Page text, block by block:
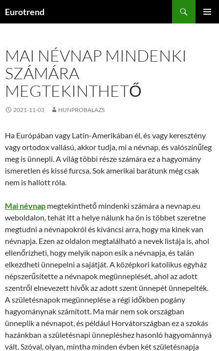
Eurotrend
MAI NÉVNAP MINDENKI
SZÁMÁRA
MEGTEKINTHETŐ
2021-11-03 HUNPROBALAZS
Ha Európában vagy Latin-Amerikában él, és vagy keresztény
vagy ortodox vallású, akkor tudja, mi a névnap, és valószínűleg
meg is ünnepli. A világ többi része számára ez a hagyomány
ismeretlen és kissé furcsa. Sok amerikai barátunk még csak
nem is hallott róla.
Mai névnap megtekinthető mindenki számára a nevnap.eu
weboldalon, tehát itt a helye nálunk ha ön is többet szeretne
megtudni a névnapokról és kíváncsi arra, hogy ma kinek van
névnapja. Ezen az oldalon megtalálható a nevek listája is, ahol
ellenőrizheti, hogy melyik napon esik a névnapja, és talán
elkezdheti ünnepelni a sajátját. A középkori katolikus egyház
népszerűsítette a névnapok megünneplését, ahol az adott
szentről elnevezett hívők az adott szent ünnepét ünnepelték.
A születésnapok megünneplése a régi időkben pogány
hagyománynak számított. Ma már nem sok országban
ünneplik a névnapot, és például Horvátországban ez a szokás
hazánkban a születésnapi ünnepléshez hasonló hagyománnyá
vált. Szóval, olyan, mintha minden évben két születésnapja